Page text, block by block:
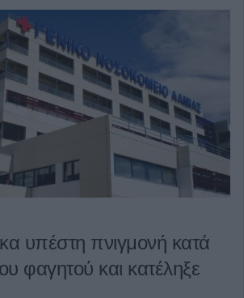
υπέστη πνιγμονή κατά
φαγητού και κατέληξε